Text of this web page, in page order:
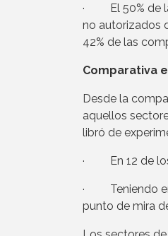
· El 50% de
no autorizados
42% de las
Comparativa
Desde la
aquellos
libró de
· En 12 de los
· Teniendo en
punto de mira